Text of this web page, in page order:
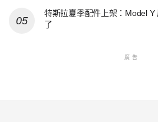
特斯拉夏季配件上架：Model
了
廣告